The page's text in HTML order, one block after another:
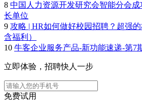
8 中国人力资源开发研究会智能分会
长单位
9 攻略 | HR如何做好校园招聘？超强
含福利）
10 牛客企业服务产品-新功能速递-第7
立即体验，招聘快人一步
免费试用